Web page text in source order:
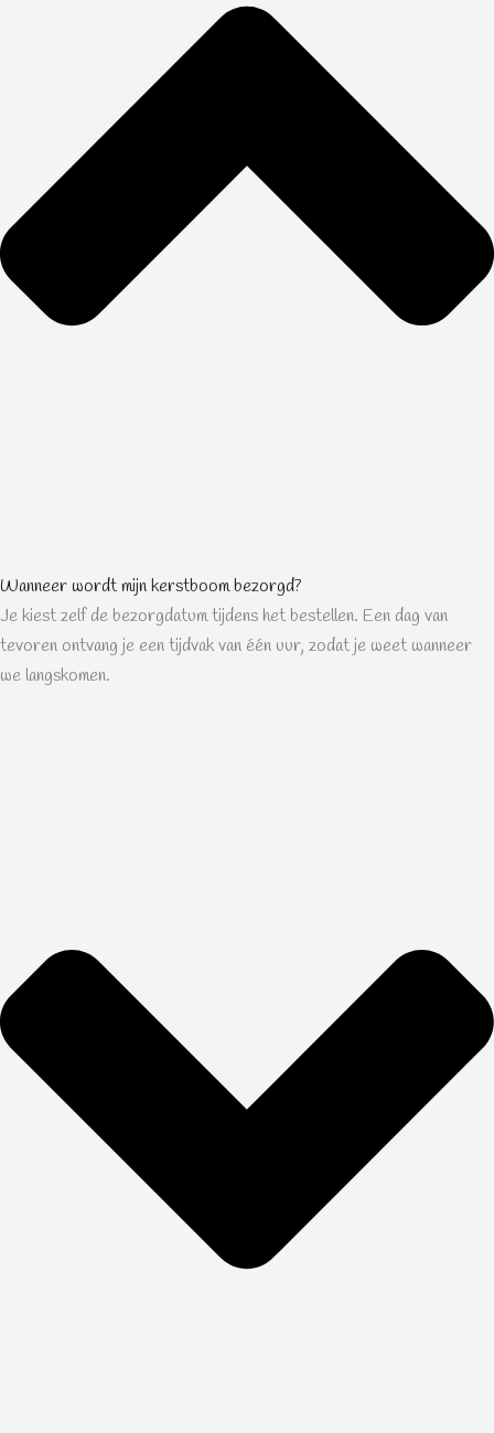
Wanneer wordt mijn kerstboom bezorgd?
Je kiest zelf de bezorgdatum tijdens het bestellen. Een dag van
tevoren ontvang je een tijdvak van één uur, zodat je weet wanneer
we langskomen.